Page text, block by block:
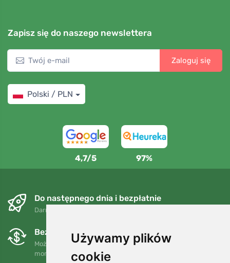
Używamy plików
cookie
Zapisz się do naszego newslettera
Zaloguj się
Polski / PLN
4,7/5 97%
Do następnego dnia i bezpłatnie
Darmowa wysyłka dla zamówień powyżej 250 PLN
Bezpłatne wymiany i zwroty
Możesz zwrócić lub wymienić swoje zamówienie w dowolnym
momencie w ciągu 90 dni.